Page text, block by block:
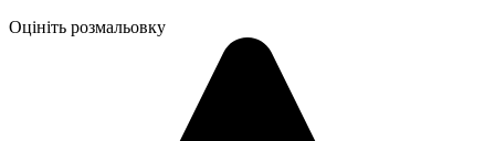
Оцініть розмальовку